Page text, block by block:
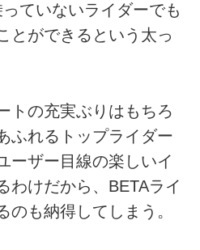
ていないライダーでも
とができるという太っ
トの充実ぶりはもちろ
ふれるトップライダー
ーザー目線の楽しいイ
わけだから、BETAライ
のも納得してしまう。